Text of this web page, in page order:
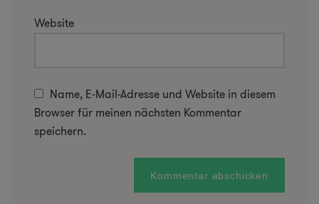
Website
Name, E-Mail-Adresse und Website in diesem
Browser für meinen nächsten Kommentar
speichern.